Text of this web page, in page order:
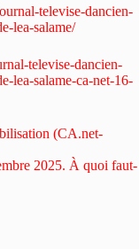
televise-dancien-
lea-salame/
televise-dancien-
lea-salame-ca-net-16-
(CA.net-
2025. À quoi faut-